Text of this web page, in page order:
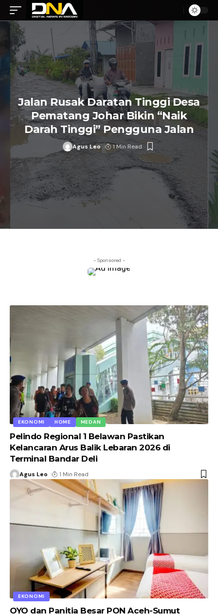
Jalan Rusak Daratan Tinggi Desa
Pematang Johar Bikin “Naik
Darah Tinggi” Pengguna Jalan
Agus Leo 1 Min Read
- Sponsored -
EKONOMI HOME MEDAN
Pelindo Regional 1 Belawan Pastikan
Kelancaran Arus Balik Lebaran 2026 di
Terminal Bandar Deli
Agus Leo 1 Min Read
EKONOMI
OYO dan Panitia Besar PON Aceh-Sumut